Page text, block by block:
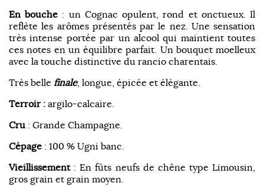
En bouche : un Cognac opulent, rond et onctueux. Il
reflète les arômes présentés par le nez. Une sensation
très intense portée par un alcool qui maintient toutes
ces notes en un équilibre parfait. Un bouquet moelleux
avec la touche distinctive du rancio charentais.
Très belle finale, longue, épicée et élégante.
Terroir: argilo-calcaire.
Cru : Grande Champagne.
Cépage : 100 % Ugni banc.
Vieillissement : En fûts neufs de chêne type Limousin,
gros grain et grain moyen.